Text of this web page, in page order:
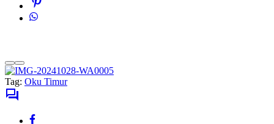
Tag: Oku Timur